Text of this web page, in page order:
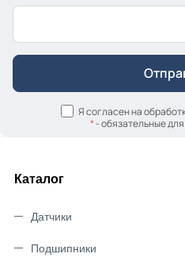
Я согласен на
*- обязательные
Каталог
Датчики
Подшипники